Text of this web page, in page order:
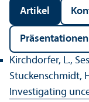
Artikel
Kirchdorfer, L.,
Stuckenschmidt,
Investigating